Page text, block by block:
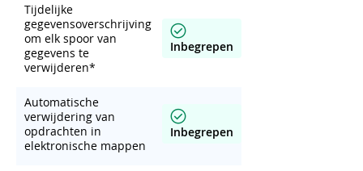
Tijdelijke
gegevensoverschrijving
om elk spoor van
gegevens te
verwijderen*
Inbegrepen
Automatische
verwijdering van
opdrachten in
elektronische mappen
Inbegrepen